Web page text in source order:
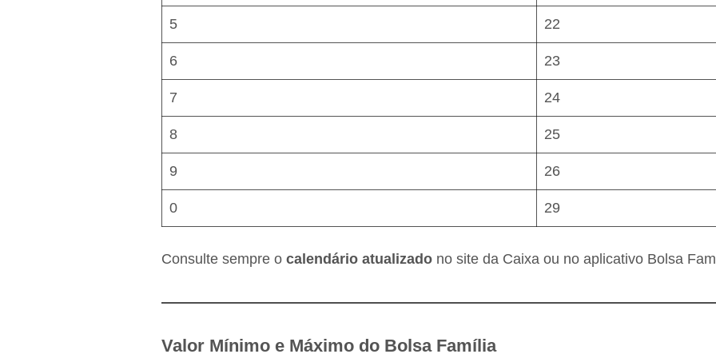
5 22
6 23
7 24
8 25
9 26
0 29
Consulte sempre o calendário atualizado no site da Caixa ou no aplicativo Bolsa
Valor Mínimo e Máximo do Bolsa Família